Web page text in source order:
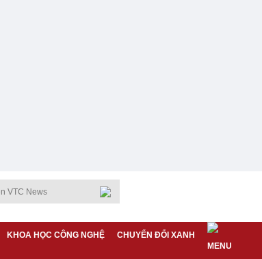
KHOA HỌC CÔNG NGHỆ CHUYỂN ĐỔI XANH